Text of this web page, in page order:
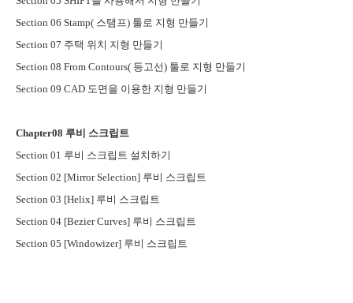
Section 06 Stamp( 스탬프) 툴로 지형 만들기
Section 07 주택 위치 지형 만들기
Section 08 From Contours( 등고선) 툴로 지형 만들기
Section 09 CAD 도면을 이용한 지형 만들기
Chapter08 루비 스크립트
Section 01 루비 스크립트 설치하기
Section 02 [Mirror Selection] 루비 스크립트
Section 03 [Helix] 루비 스크립트
Section 04 [Bezier Curves] 루비 스크립트
Section 05 [Windowizer] 루비 스크립트